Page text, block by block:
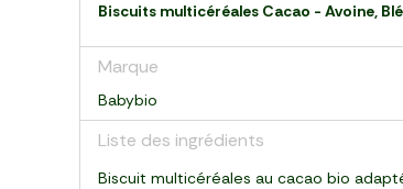
Biscuits multicéréales Cacao - Avoine,
Marque
Babybio
Liste des ingrédients
Biscuit multicéréales au cacao bio